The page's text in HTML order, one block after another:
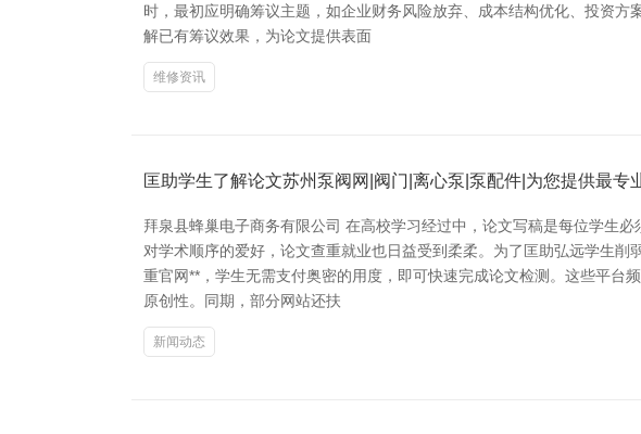
时，最初应明确筹议主题，如企业财务风险放弃、成本结构优化、投资
解已有筹议效果，为论文提供表面
维修资讯
匡助学生了解论文苏州泵阀网|阀门|离心泵|泵配件|为您提供最专
拜泉县蜂巢电子商务有限公司 在高校学习经过中，论文写稿是每位学生
对学术顺序的爱好，论文查重就业也日益受到柔柔。为了匡助弘远学生
重官网**，学生无需支付奥密的用度，即可快速完成论文检测。这些平台
原创性。同期，部分网站还扶
新闻动态